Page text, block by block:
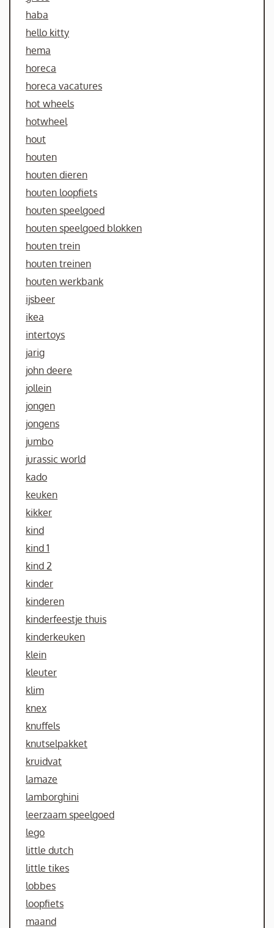
haba
hello kitty
hema
horeca
horeca vacatures
hot wheels
hotwheel
hout
houten
houten dieren
houten loopfiets
houten speelgoed
houten speelgoed blokken
houten trein
houten treinen
houten werkbank
ijsbeer
ikea
intertoys
jarig
john deere
jollein
jongen
jongens
jumbo
jurassic world
kado
keuken
kikker
kind
kind 1
kind 2
kinder
kinderen
kinderfeestje thuis
kinderkeuken
klein
kleuter
klim
knex
knuffels
knutselpakket
kruidvat
lamaze
lamborghini
leerzaam speelgoed
lego
little dutch
little tikes
lobbes
loopfiets
maand